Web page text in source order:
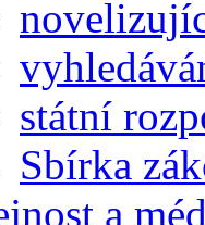
státní
Sbírka
a